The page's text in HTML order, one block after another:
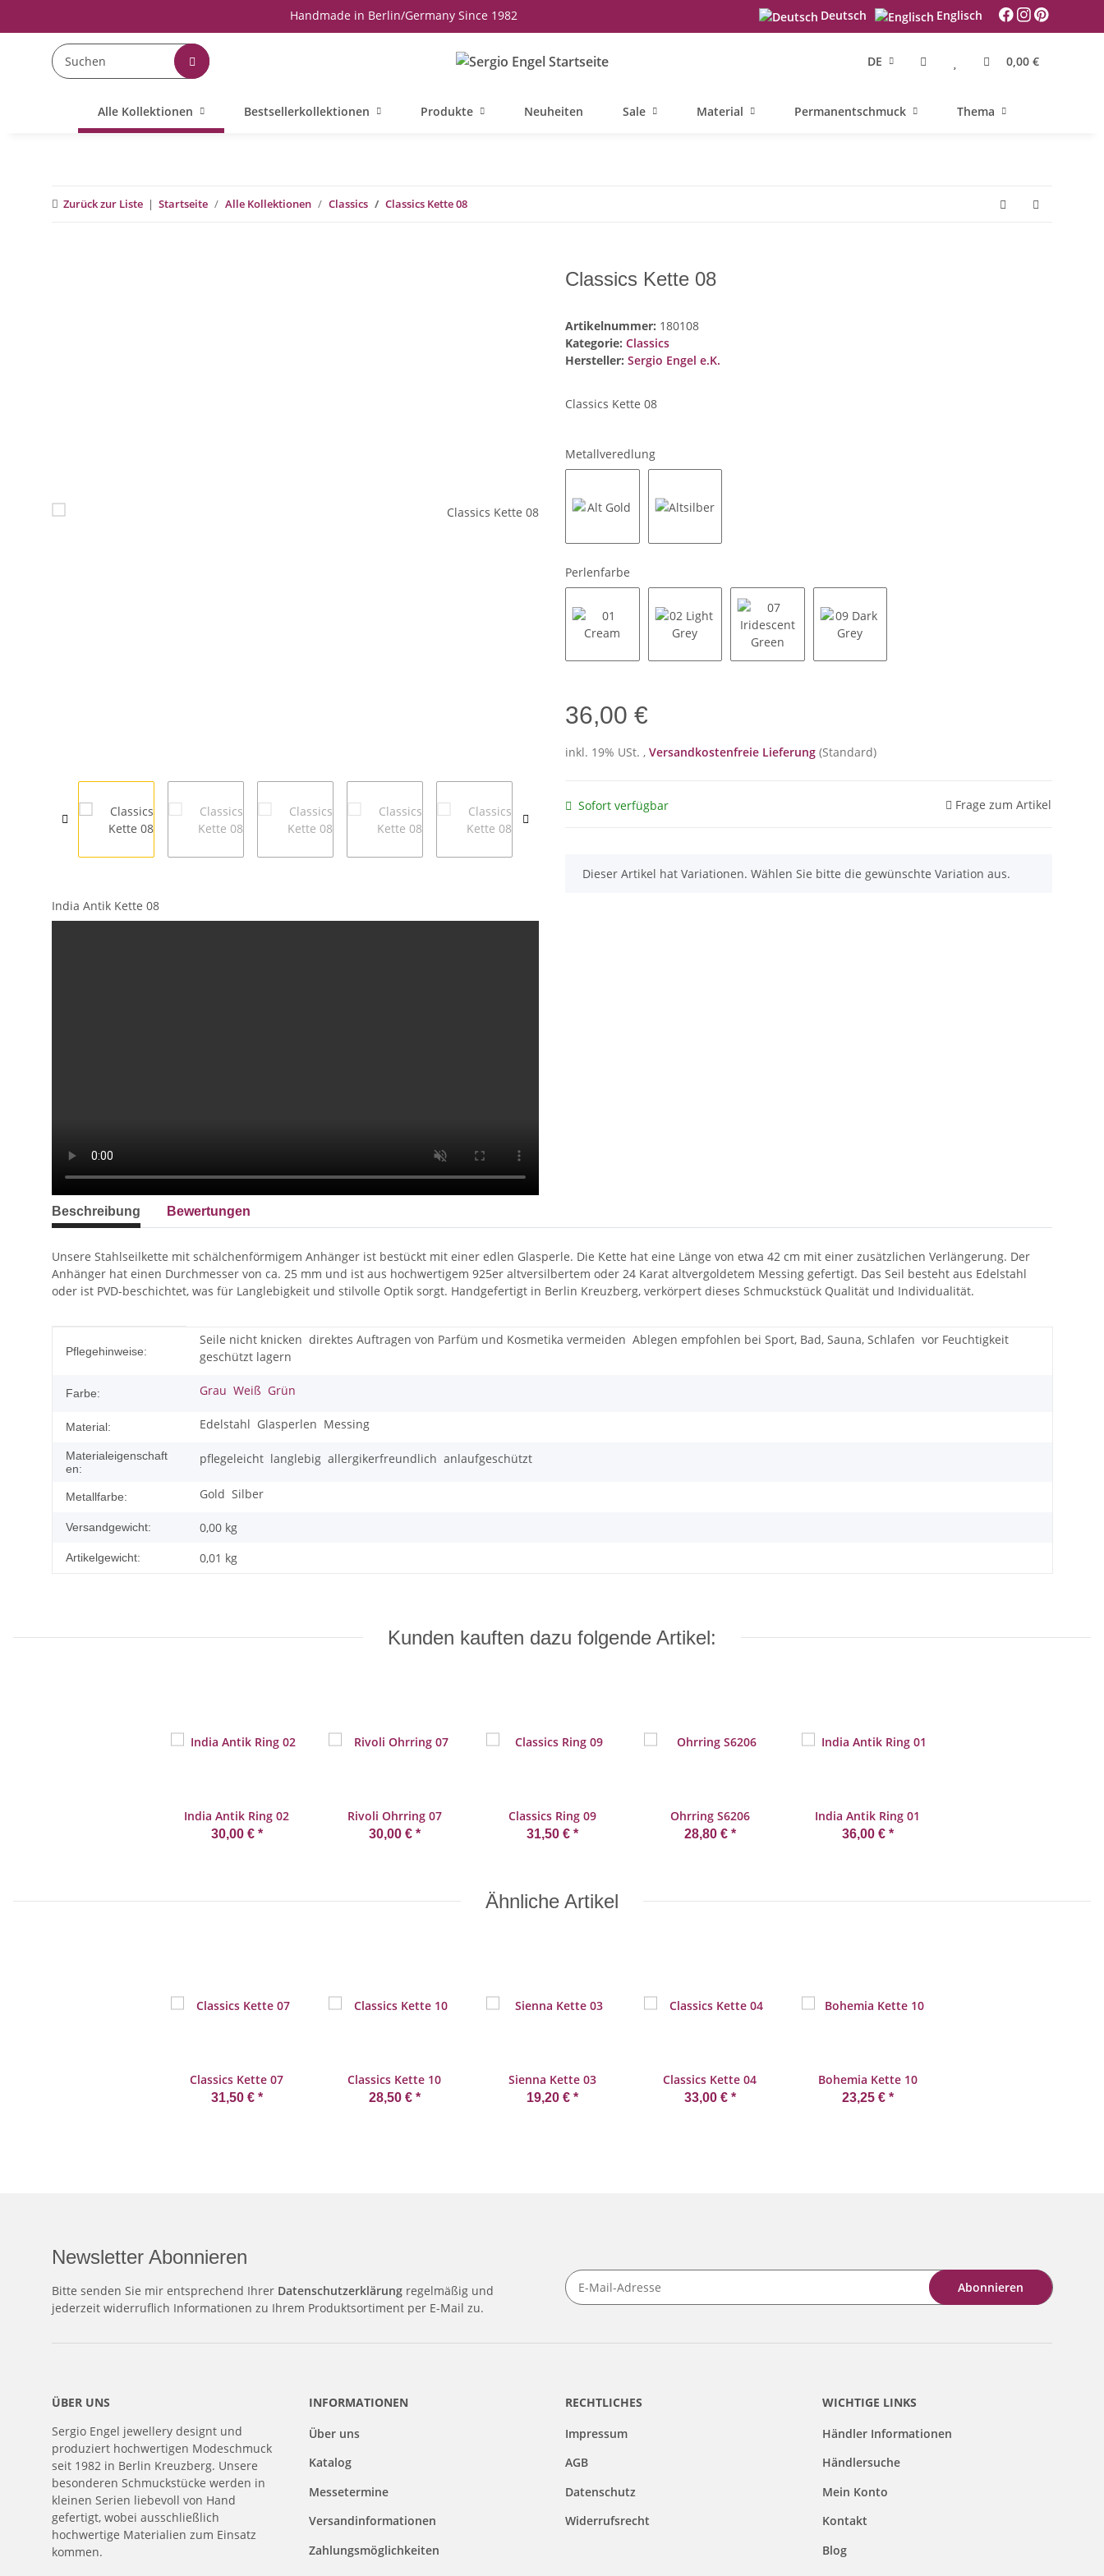
Handmade in Berlin/Germany Since 1982 Deutsch Englisch
DE 0,00 €
Alle Kollektionen Bestsellerkollektionen Produkte Neuheiten Sale Material Permanentschmuck Thema
Zurück zur Liste Startseite Alle Kollektionen Classics Classics Kette 08
India Antik Kette 08
Classics Kette 08
Artikelnummer: 180108
Kategorie: Classics
Hersteller: Sergio Engel e.K.
Classics Kette 08
Metallveredlung
Perlenfarbe
36,00 €
inkl. 19% USt. , Versandkostenfreie Lieferung (Standard)
Sofort verfügbar Frage zum Artikel
x
Dieser Artikel hat Variationen. Wählen Sie bitte die gewünschte Variation aus.
Beschreibung Bewertungen
Unsere Stahlseilkette mit schälchenförmigem Anhänger ist bestückt mit einer edlen Glasperle. Die Kette hat eine Länge von etwa 42 cm mit einer zusätzlichen Verlängerung. Der
Anhänger hat einen Durchmesser von ca. 25 mm und ist aus hochwertigem 925er altversilbertem oder 24 Karat altvergoldetem Messing gefertigt. Das Seil besteht aus Edelstahl
oder ist PVD-beschichtet, was für Langlebigkeit und stilvolle Optik sorgt. Handgefertigt in Berlin Kreuzberg, verkörpert dieses Schmuckstück Qualität und Individualität.
Pflegehinweise:
Seile nicht knicken direktes Auftragen von Parfüm und Kosmetika vermeiden Ablegen empfohlen bei Sport, Bad, Sauna, Schlafen vor Feuchtigkeit
geschützt lagern
Farbe: Grau Weiß Grün
Material: Edelstahl Glasperlen Messing
Materialeigenschaft
en:
pflegeleicht langlebig allergikerfreundlich anlaufgeschützt
Metallfarbe: Gold Silber
Versandgewicht: 0,00 kg
Artikelgewicht: 0,01 kg
Kunden kauften dazu folgende Artikel:
India Antik Ring 02
30,00 € *
Rivoli Ohrring 07
30,00 € *
Classics Ring 09
31,50 € *
Ohrring S6206
28,80 € *
India Antik Ring 01
36,00 € *
Ähnliche Artikel
Classics Kette 07
31,50 € *
Classics Kette 10
28,50 € *
Sienna Kette 03
19,20 € *
Classics Kette 04
33,00 € *
Bohemia Kette 10
23,25 € *
Newsletter Abonnieren
Bitte senden Sie mir entsprechend Ihrer Datenschutzerklärung regelmäßig und
jederzeit widerruflich Informationen zu Ihrem Produktsortiment per E-Mail zu.
Abonnieren
ÜBER UNS
Sergio Engel jewellery designt und
produziert hochwertigen Modeschmuck
seit 1982 in Berlin Kreuzberg. Unsere
besonderen Schmuckstücke werden in
kleinen Serien liebevoll von Hand
gefertigt, wobei ausschließlich
hochwertige Materialien zum Einsatz
kommen.
INFORMATIONEN
Über uns
Katalog
Messetermine
Versandinformationen
Zahlungsmöglichkeiten
RECHTLICHES
Impressum
AGB
Datenschutz
Widerrufsrecht
WICHTIGE LINKS
Händler Informationen
Händlersuche
Mein Konto
Kontakt
Blog